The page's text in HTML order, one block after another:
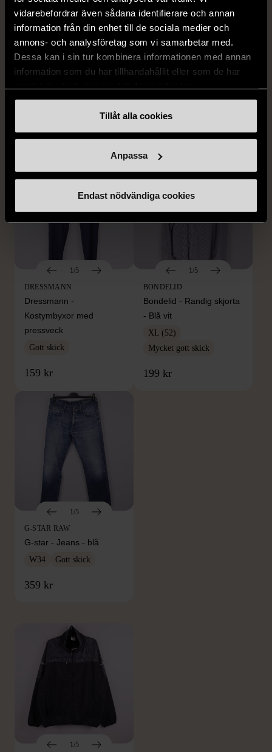
vidarebefordrar även sådana identifierare och annan
information från din enhet till de sociala medier och
annons- och analysföretag som vi samarbetar med.
Dessa kan i sin tur kombinera informationen med annan
information som du har tillhandahållit eller som de har
Tillåt alla cookies
Anpassa
Endast nödvändiga cookies
1/5
BY TEESHOPPEN
By TeeShoppen 2-delar
mörkblå kostym
399 kr
1/5
HILDITCH & KEY
Hilditch & Key linneskjorta
med bröstficka
399 kr
1/5
DRESSMANN
Dressmann -
Kostymbyxor med
pressveck
Gott skick
159 kr
1/5
BONDELID
Bondelid - Randig skjorta
- Blå vit
XL (52)
Mycket gott skick
199 kr
1/5
G-STAR RAW
G-star - Jeans - blå
W34 Gott skick
359 kr
FRÅN SAMMA VARUMÄRKE
1/5